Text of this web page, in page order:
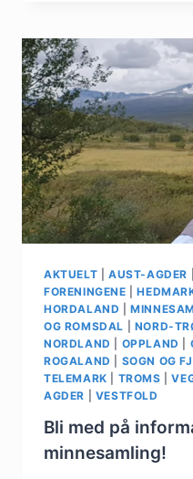
ER
FORDELT
TIL
AKTUELT AUST-AGDER
FORENINGENE |
HORDALAND |
OG ROMSDAL
NORD-
NORDLAND
OPPLAND
ROGALAND
SOGN OG
TELEMARK
TROMS |
AGDER
VESTFOLD
Bli med på
minnesamling!